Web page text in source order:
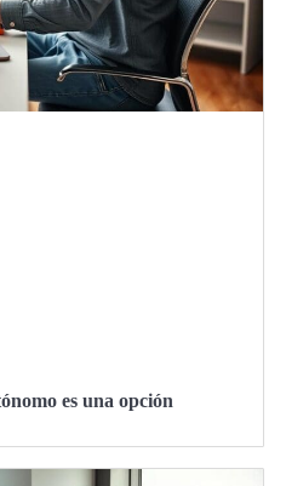
es una opción